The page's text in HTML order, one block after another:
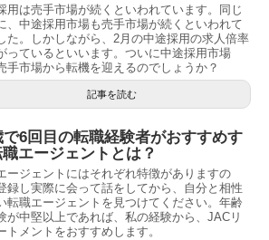
用は売手市場が続くといわれています。同じ
、中途採用市場も売手市場が続くといわれて
た。しかしながら、2月の中途採用の求人倍率
っているといいます。ついに中途採用市場
手市場から転機を迎えるのでしょうか？
記事を読む
で6回目の転職経験者がおすすめす
エージェントとは？
ージェントにはそれぞれ特徴がありますの
録し実際に会って話をしてから、自分と相性
転職エージェントを見つけてください。年齢
が中堅以上であれば、私の経験から、JACリ
トメントをおすすめします。